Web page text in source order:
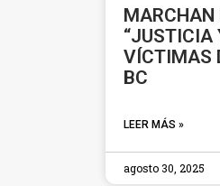
MARCHAN
“JUSTICIA
VÍCTIMAS
BC
LEER MÁS »
agosto 30, 2025